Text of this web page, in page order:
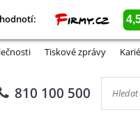
Tiskové zprávy
810 100 500
vnitřním